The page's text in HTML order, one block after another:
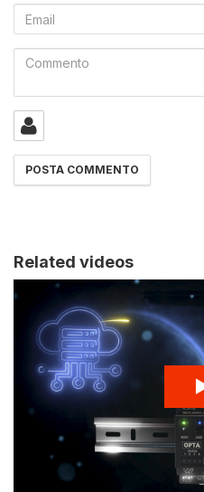
Email
Commento
Related videos